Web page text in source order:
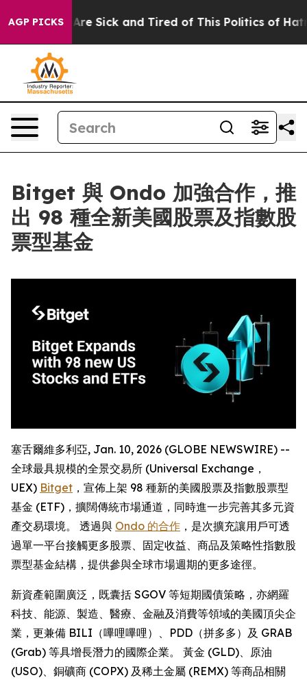
AGP PICKSAre Sick and Tired of This Politics of Hatred”
Bitget 與 Ondo 加強合作，推
出 98 種全新美國股票及指數股
票型基金
塞舌爾維多利亞, Jan. 10, 2026 (GLOBE NEWSWIRE) --
全球最具規模的全景交易所 (Universal Exchange，
UEX) Bitget ，宣佈上架 98 種新的美國股票及指數股票型
基金 (ETF)，擴闊傳統市場通道，同時進一步完善其多元資
產交易環境。 透過與 Ondo 的合作 ，是次擴充讓用戶可透
過單一平台接觸更多股票、固定收益、商品及策略性指數股
票型基金結構，提供參與全球市場週期的更多途徑。
新資產範圍廣泛，既囊括 SGOV 等短期國債策略，亦網羅
科技、能源、製造、醫療、金融及消費等領域的美國頂尖企
業，更兼備 BILI（嗶哩嗶哩）、PDD（拼多多）及 GRAB
(Grab) 等具增長潛力的國際企業。 黃金 (GLD)、原油
(USO)、銅礦商 (COPX) 及稀土金屬 (REMX) 等商品相關